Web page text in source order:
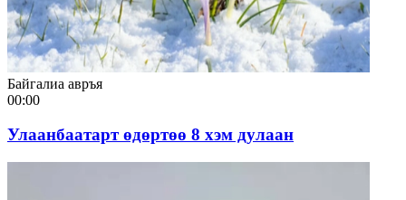
Байгалиа авръя
00:00
Улаанбаатарт өдөртөө 8 хэм дулаан